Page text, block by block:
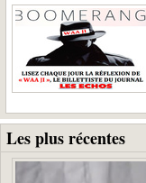
Les plus récentes